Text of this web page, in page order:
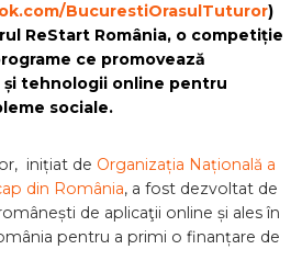
BucurestiOrasulTuturor)
ReStart România, o competiție
ce promovează
tehnologii online pentru
sociale.
inițiat de Organizația Națională a
din România, a fost dezvoltat de
de aplicaţii online și ales în
pentru a primi o finanțare de